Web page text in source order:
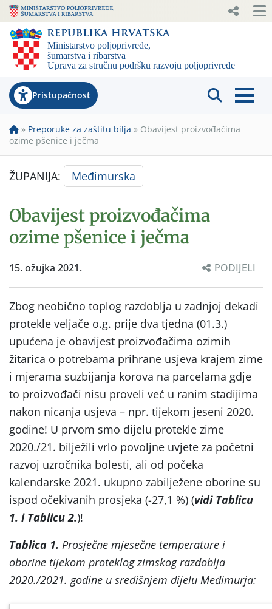
Pristupačnost
» Preporuke za zaštitu bilja » Obavijest proizvođačima
ozime pšenice i ječma
ŽUPANIJA: Međimurska
Obavijest proizvođačima
ozime pšenice i ječma
15. ožujka 2021. PODIJELI
Zbog neobično toplog razdoblja u zadnjoj dekadi
protekle veljače o.g. prije dva tjedna (01.3.)
upućena je obavijest proizvođačima ozimih
žitarica o potrebama prihrane usjeva krajem zime
i mjerama suzbijanja korova na parcelama gdje
to proizvođači nisu proveli već u ranim stadijima
nakon nicanja usjeva – npr. tijekom jeseni 2020.
godine! U prvom smo dijelu protekle zime
2020./21. bilježili vrlo povoljne uvjete za početni
razvoj uzročnika bolesti, ali od počeka
kalendarske 2021. ukupno zabilježene oborine su
ispod očekivanih prosjeka (-27,1 %) (vidi Tablicu
1. i Tablicu 2.)!
Tablica 1. Prosječne mjesečne temperature i
oborine tijekom proteklog zimskog razdoblja
2020./2021. godine u središnjem dijelu Međimurja: